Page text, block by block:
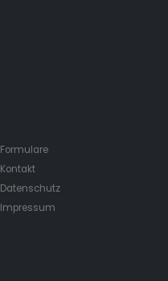
Formulare
Kontakt
Datenschutz
Impressum